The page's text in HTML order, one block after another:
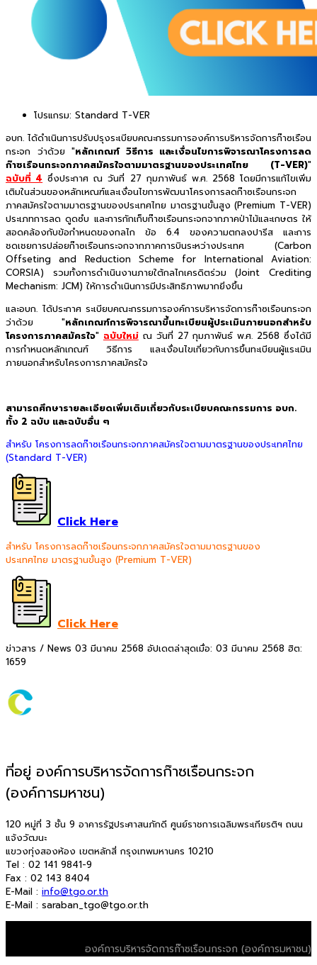
โปรแกรม: Standard T-VER
อบก. ได้ดำเนินการปรับปรุงระเบียบคณะกรรมการองค์การบริหารจัดการก๊าซเรือน
กระจก ว่าด้วย "หลักเกณฑ์ วิธีการ และเงื่อนไขการพิจารณาโครงการลด
ก๊าซเรือนกระจกภาคสมัครใจตามมาตรฐานของประเทศไทย (T-VER)"
ฉบับที่ 4 ซึ่งประกาศ ณ วันที่ 27 กุมภาพันธ์ พ.ศ. 2568 โดยมีการแก้ไขเพิ่ม
เติมในส่วนของหลักเหณฑ์และเงื่อนไขการพัฒนาโครงการลดก๊าซเรือนกระจก
ภาคสมัครใจตามมาตรฐานของประเทศไทย มาตรฐานขั้นสูง (Premium T-VER)
ประเภทการลด ดูดซํบ และการกักเก็บก๊าซเรือนกระจกจากภาคป่าไม้และเกษตร ให้
สอดคล้องกับข้อกำหนดของกลไก ข้อ 6.4 ของความตกลงปารีส และการ
ชดเชยการปล่อยก๊าซเรือนกระจกจากภาคการบินระหว่างประเทศ (Carbon
Offseting and Reduction Scheme for International Aviation:
CORSIA) รวมทั้งการดำเนินงานภายใต้กลไกเครดิตร่วม (Joint Crediting
Mechanism: JCM) ให้การดำเนินการมีประสิทธิภาพมากยิ่งขึ้น
และอบก. ได้ประกาศ ระเบียบคณะกรรมการองค์การบริหารจัดการก๊าซเรือนกระจก
ว่าด้วย "หลักเกณฑ์การพิจารณาขึ้นทะเบียนผู้ประเมินภายนอกสำหรับ
โครงการภาคสมัครใจ" ฉบับใหม่ณ วันที่ 27 กุมภาพันธ์ พ.ศ. 2568 ซึ่งได้มี
การกำหนดหลักเกณฑ์ วิธีการ และเงื่อนไขเกี่ยวกับการขึ้นทะเบียนผู้แระเมิน
ภายนอกสำหรับโครงการภาคสมัครใจ
สามารถศึกษารายละเอียดเพิ่มเติมเกี่ยวกับระเบียบคณะกรรมการ อบก.
ทั้ง 2 ฉบับ และฉบับอื่น ๆ
สำหรับ โครงการลดก๊าซเรือนกระจกภาคสมัครใจตามมาตรฐานของประเทศไทย
(Standard T-VER)
Click Here
สำหรับ โครงการลดก๊าซเรือนกระจกภาคสมัครใจตามมาตรฐานของ
ประเทศไทย มาตรฐานขั้นสูง (Premium T-VER)
Click Here
ข่าวสาร / News 03 มีนาคม 2568 อัปเดตล่าสุดเมื่อ: 03 มีนาคม 2568 ฮิต:
1659
ที่อยู่ องค์การบริหารจัดการก๊าซเรือนกระจก
(องค์การมหาชน)
120 หมู่ที่ 3 ชั้น 9 อาคารรัฐประศาสนภักดี ศูนย์ราชการเฉลิมพระเกียรติฯ ถนน
แจ้งวัฒนะ
แขวงทุ่งสองห้อง เขตหลักสี่ กรุงเทพมหานคร 10210
Tel : 02 141 9841-9
Fax : 02 143 8404
E-Mail : info@tgo.or.th
E-Mail : saraban_tgo@tgo.or.th
องค์การบริหารจัดการก๊าซเรือนกระจก (องค์การมหาชน)